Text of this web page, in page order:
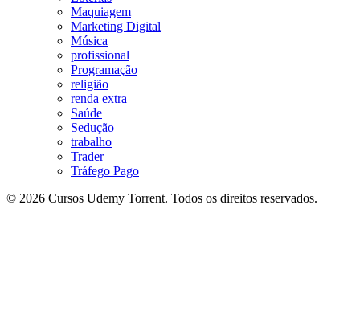
Maquiagem
Marketing Digital
Música
profissional
Programação
religião
renda extra
Saúde
Sedução
trabalho
Trader
Tráfego Pago
© 2026 Cursos Udemy Torrent. Todos os direitos reservados.